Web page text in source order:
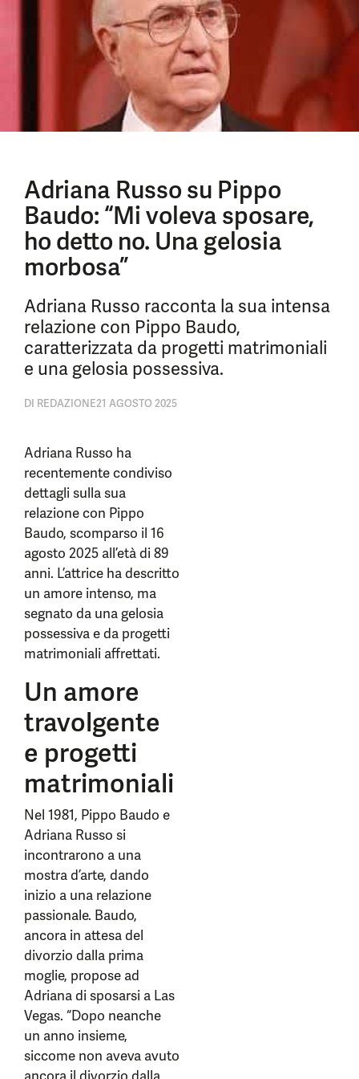
Adriana Russo su Pippo
Baudo: “Mi voleva sposare,
ho detto no. Una gelosia
morbosa”
Adriana Russo racconta la sua intensa
relazione con Pippo Baudo,
caratterizzata da progetti matrimoniali
e una gelosia possessiva.
DI REDAZIONE21 AGOSTO 2025
Adriana Russo ha
recentemente condiviso
dettagli sulla sua
relazione con Pippo
Baudo, scomparso il 16
agosto 2025 all’età di 89
anni. L’attrice ha descritto
un amore intenso, ma
segnato da una gelosia
possessiva e da progetti
matrimoniali affrettati.
Un amore
travolgente
e progetti
matrimoniali
Nel 1981, Pippo Baudo e
Adriana Russo si
incontrarono a una
mostra d’arte, dando
inizio a una relazione
passionale. Baudo,
ancora in attesa del
divorzio dalla prima
moglie, propose ad
Adriana di sposarsi a Las
Vegas. “Dopo neanche
un anno insieme,
siccome non aveva avuto